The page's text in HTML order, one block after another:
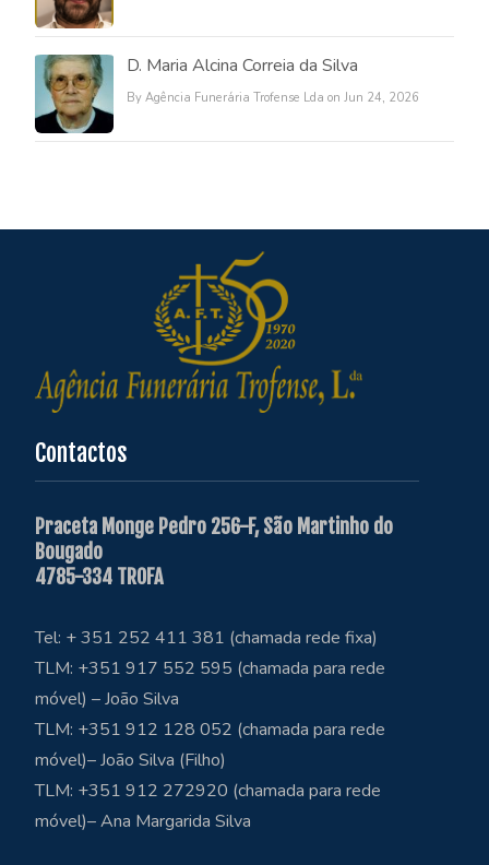
D. Maria Alcina Correia da Silva
By Agência Funerária Trofense Lda on Jun 24, 2026
Contactos
Praceta Monge Pedro 256-F, São Martinho do
Bougado
4785-334 TROFA
Tel: + 351 252 411 381 (chamada rede fixa)
TLM: +351 917 552 595 (chamada para rede
móvel) – João Silva
TLM: +351 912 128 052 (chamada para rede
móvel)– João Silva (Filho)
TLM: +351 912 272920 (chamada para rede
móvel)– Ana Margarida Silva